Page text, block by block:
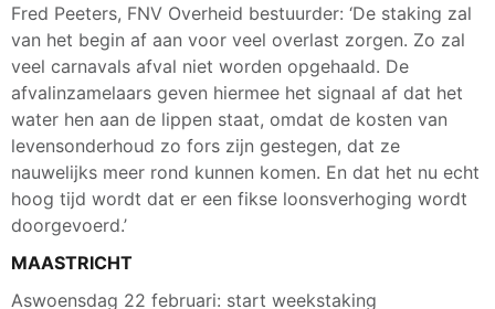
Fred Peeters, FNV Overheid bestuurder: ‘De staking zal
van het begin af aan voor veel overlast zorgen. Zo zal
veel carnavals afval niet worden opgehaald. De
afvalinzamelaars geven hiermee het signaal af dat het
water hen aan de lippen staat, omdat de kosten van
levensonderhoud zo fors zijn gestegen, dat ze
nauwelijks meer rond kunnen komen. En dat het nu echt
hoog tijd wordt dat er een fikse loonsverhoging wordt
doorgevoerd.’
MAASTRICHT
Aswoensdag 22 februari: start weekstaking